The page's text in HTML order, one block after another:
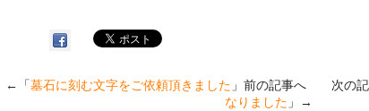
←「墓石に刻む文字をご依頼頂きました 」前の記事へ 次の記
なりました 」→